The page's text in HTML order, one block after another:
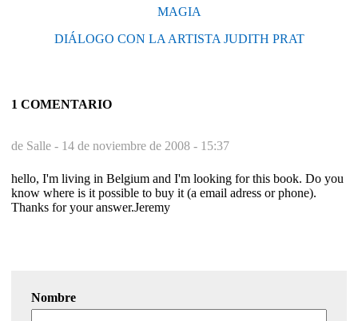
MAGIA
DIÁLOGO CON LA ARTISTA JUDITH PRAT
1 COMENTARIO
de Salle - 14 de noviembre de 2008 - 15:37
hello, I'm living in Belgium and I'm looking for this book. Do you
know where is it possible to buy it (a email adress or phone).
Thanks for your answer.Jeremy
Nombre